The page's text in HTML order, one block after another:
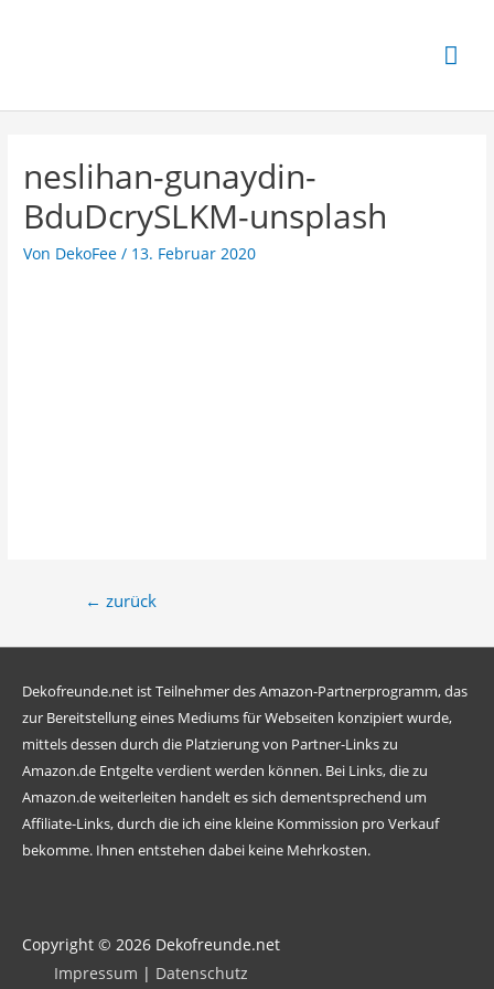
neslihan-gunaydin-
BduDcrySLKM-unsplash
Von DekoFee/ 13. Februar 2020
← zurück
Dekofreunde.net ist Teilnehmer des Amazon-Partnerprogramm, das
zur Bereitstellung eines Mediums für Webseiten konzipiert wurde,
mittels dessen durch die Platzierung von Partner-Links zu
Amazon.de Entgelte verdient werden können. Bei Links, die zu
Amazon.de weiterleiten handelt es sich dementsprechend um
Affiliate-Links, durch die ich eine kleine Kommission pro Verkauf
bekomme. Ihnen entstehen dabei keine Mehrkosten.
Copyright © 2026 Dekofreunde.net
Impressum | Datenschutz